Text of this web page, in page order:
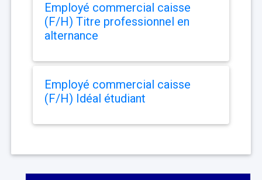
Employé commercial caisse
(F/H) Titre professionnel en
alternance
Employé commercial caisse
(F/H) Idéal étudiant